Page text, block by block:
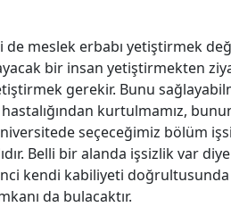
meslek erbabı yetiştirmek
bir insan yetiştirmekten
gerekir. Bunu
kurtulmamız,
seçeceğimiz bölüm
Belli bir alanda işsizlik var
kendi kabiliyeti
da bulacaktır.